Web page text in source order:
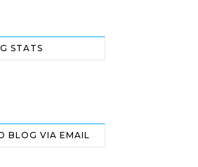
STATS
BLOG VIA EMAIL